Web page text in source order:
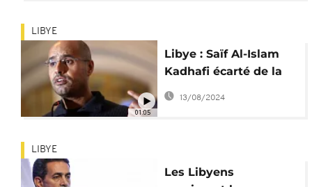
01:05
LIBYE
Libye : Saïf Al-Islam
Kadhafi écarté de la
présidentielle
13/08/2024
LIBYE
Les Libyens